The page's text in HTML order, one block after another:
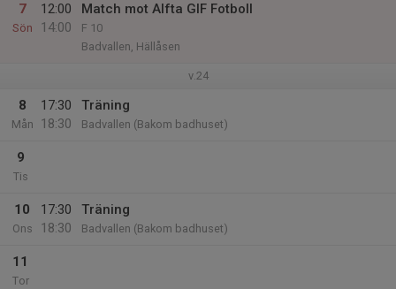
7
Sön
12:00
14:00
Match mot Alfta GIF Fotboll
F 10
Badvallen, Hällåsen
v.24
8
Mån
17:30
18:30
Träning
Badvallen (Bakom badhuset)
9
Tis
10
Ons
17:30
18:30
Träning
Badvallen (Bakom badhuset)
11
Tor